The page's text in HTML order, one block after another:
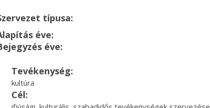
típusa:
éve:
éve:
Tevékenység:
kultúra
Cél: